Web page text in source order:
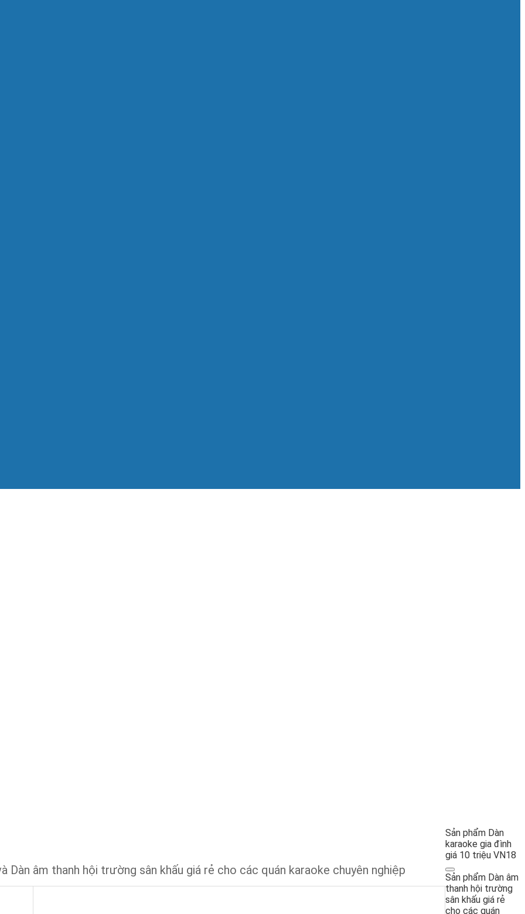
Dàn âm thanh hội trường sân khấu giá rẻ cho các quán karaoke chuyên nghiệp
Sản phẩm Dàn
karaoke gia đình
giá 10 triệu VN18
Sản phẩm Dàn âm
thanh hội trường
sân khấu giá rẻ
cho các quán